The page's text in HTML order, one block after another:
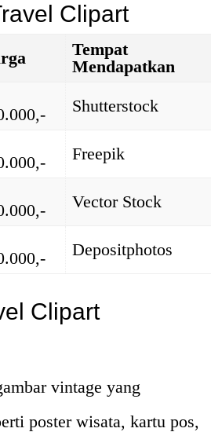
Clipart
Tempat
Mendapatkan
Shutterstock
Freepik
Vector Stock
Depositphotos
Clipart
vintage yang
poster wisata, kartu pos,